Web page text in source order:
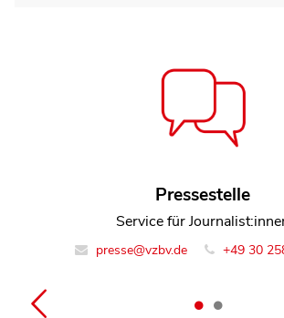
Pressestelle
Service für
presse@vzbv.de +49 30
Rosemarie Rodden
Referentin Team
info@vzbv.de +49 30